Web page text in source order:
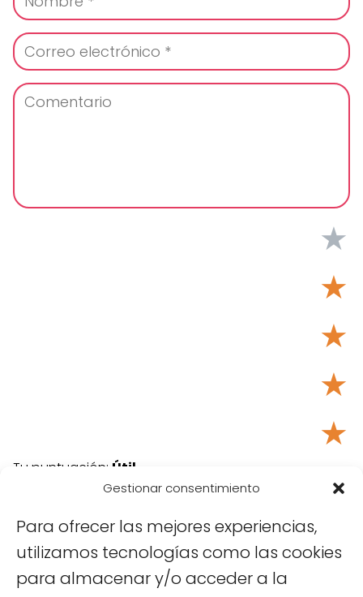
Gestionar consentimiento
Para ofrecer las mejores experiencias,
utilizamos tecnologías como las cookies
para almacenar y/o acceder a la
★
★
★
★
★
Tu puntuación: Útil